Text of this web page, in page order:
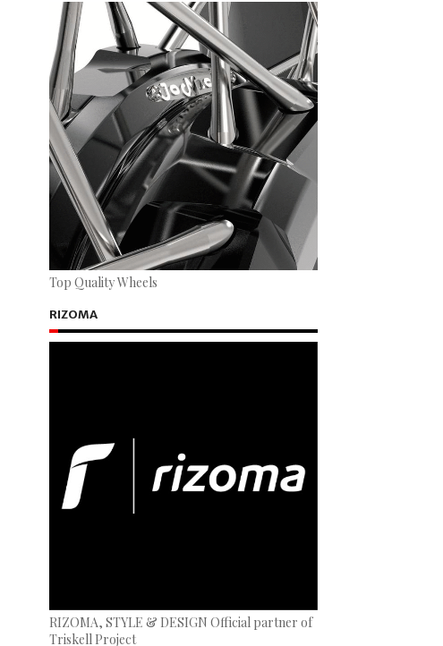
Top Quality Wheels
RIZOMA
RIZOMA, STYLE & DESIGN Official partner of
Triskell Project